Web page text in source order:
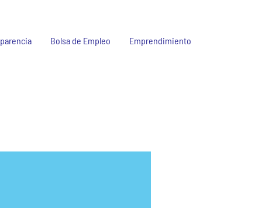
Bolsa de Empleo Emprendimiento